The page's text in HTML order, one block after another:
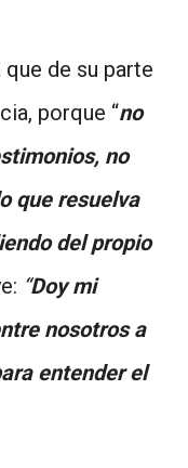
de su parte
porque “no
no
que resuelva
del propio
“Doy mi
nosotros a
entender el